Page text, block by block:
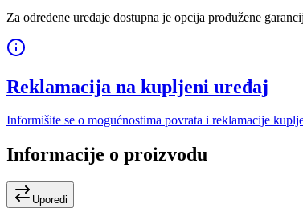
Za određene uređaje dostupna je opcija produžene
Reklamacija na kupljeni uređaj
Informišite se o mogućnostima povrata i reklamacije
Informacije o proizvodu
Uporedi